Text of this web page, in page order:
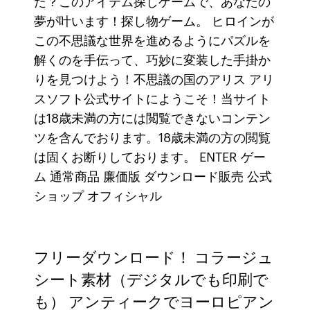
夢が叶います！探し物ゲーム。 ヒロインが
この不思議な世界を進めるようにパズルを
解くのを手伝って、巧妙に変装した手掛か
りを見つけよう！不思議の国のアリス アリ
スソフト公式サイトにようこそ！当サイト
は18歳未満の方には閲覧できないコンテン
ツを含んでおります。18歳未満の方の閲覧
は固くお断りしております。 ENTER ゲー
ム 通常商品 廉価版 ダウンロード販売 公式
ショップ オフィシャル
フリーダウンロード！ コラージュ
シート素材（デジタルでも印刷で
も） アンティークでヨーロピアン